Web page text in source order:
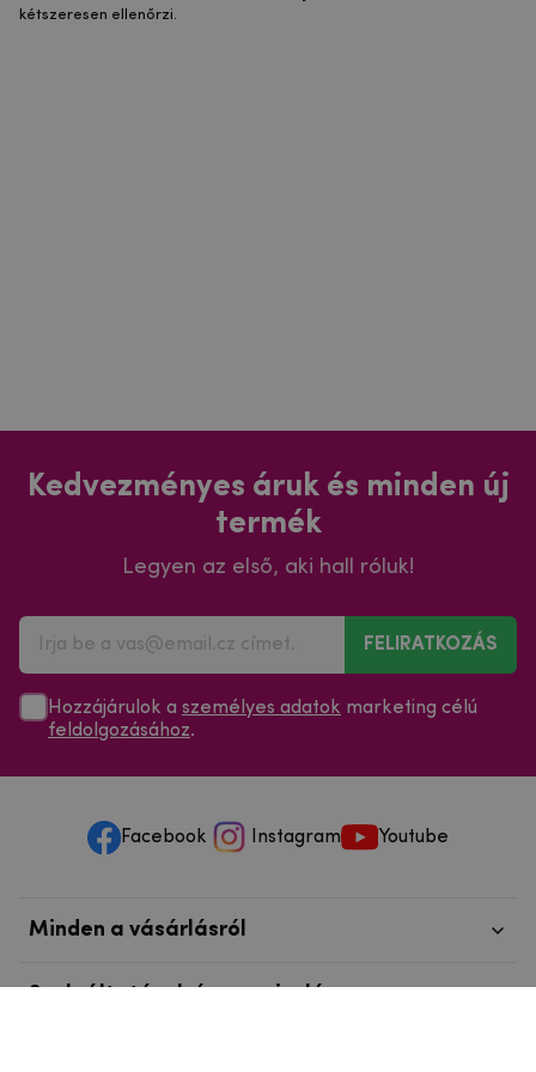
kétszeresen ellenőrzi.
Kedvezményes áruk és minden új
termék
Legyen az első, aki hall róluk!
FELIRATKOZÁS
Hozzájárulok a személyes adatok marketing célú
feldolgozásához.
Facebook Instagram Youtube
Minden a vásárlásról